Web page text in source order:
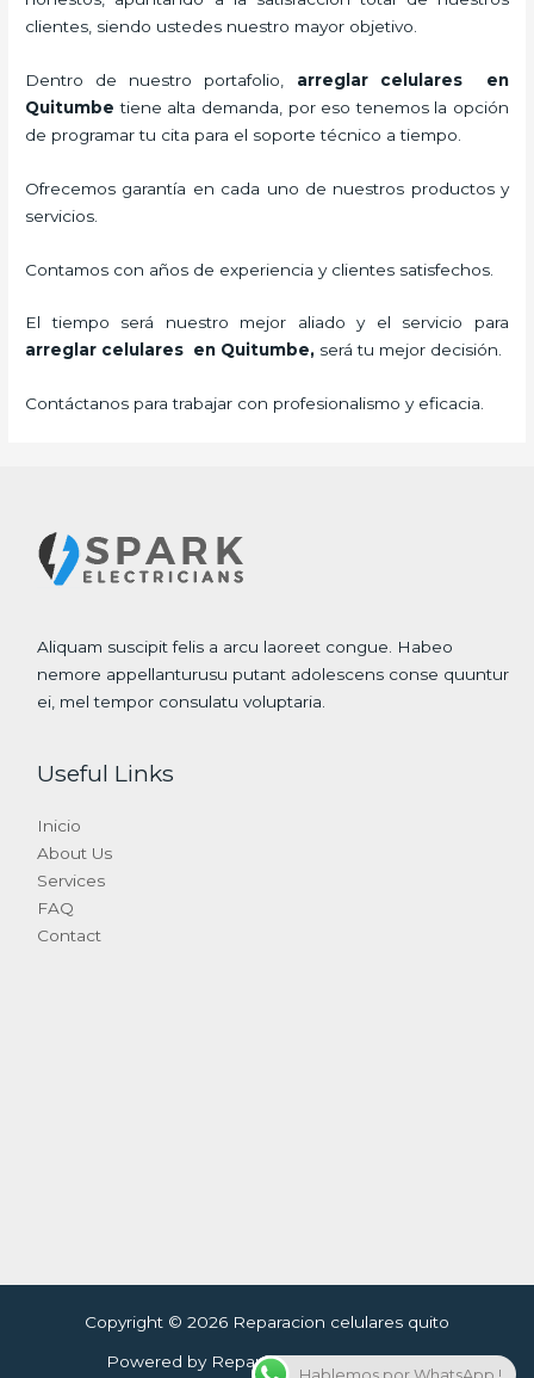
clientes, siendo ustedes nuestro mayor objetivo.
Dentro de nuestro portafolio, arreglar celulares en
Quitumbe tiene alta demanda, por eso tenemos la opción
de programar tu cita para el soporte técnico a tiempo.
Ofrecemos garantía en cada uno de nuestros productos y
servicios.
Contamos con años de experiencia y clientes satisfechos.
El tiempo será nuestro mejor aliado y el servicio para
arreglar celulares en Quitumbe, será tu mejor decisión.
Contáctanos para trabajar con profesionalismo y eficacia.
Aliquam suscipit felis a arcu laoreet congue. Habeo
nemore appellanturusu putant adolescens conse quuntur
ei, mel tempor consulatu voluptaria.
Useful Links
Inicio
About Us
Services
FAQ
Contact
Copyright © 2026 Reparacion celulares quito
Powered by Reparacion celulares quito